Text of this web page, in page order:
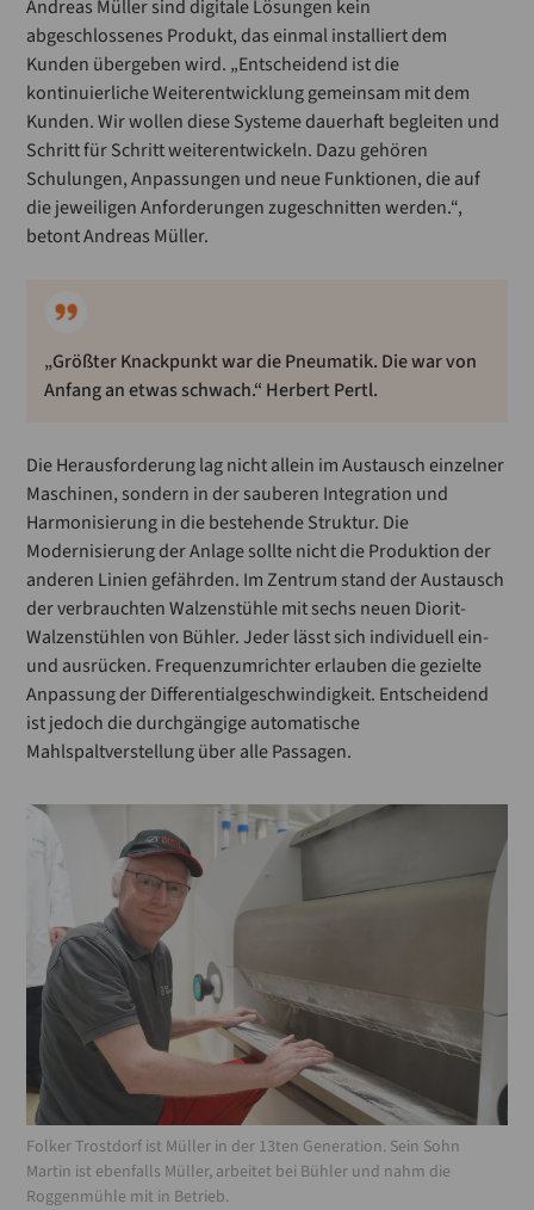
Andreas Müller sind digitale Lösungen kein
abgeschlossenes Produkt, das einmal installiert dem
Kunden übergeben wird. „Entscheidend ist die
kontinuierliche Weiterentwicklung gemeinsam mit dem
Kunden. Wir wollen diese Systeme dauerhaft begleiten und
Schritt für Schritt weiterentwickeln. Dazu gehören
Schulungen, Anpassungen und neue Funktionen, die auf
die jeweiligen Anforderungen zugeschnitten werden.“,
betont Andreas Müller.
„Größter Knackpunkt war die Pneumatik. Die war von
Anfang an etwas schwach.“ Herbert Pertl.
Die Herausforderung lag nicht allein im Austausch einzelner
Maschinen, sondern in der sauberen Integration und
Harmonisierung in die bestehende Struktur. Die
Modernisierung der Anlage sollte nicht die Produktion der
anderen Linien gefährden. Im Zentrum stand der Austausch
der verbrauchten Walzenstühle mit sechs neuen Diorit-
Walzenstühlen von Bühler. Jeder lässt sich individuell ein-
und ausrücken. Frequenzumrichter erlauben die gezielte
Anpassung der Differentialgeschwindigkeit. Entscheidend
ist jedoch die durchgängige automatische
Mahlspaltverstellung über alle Passagen.
Folker Trostdorf ist Müller in der 13ten Generation. Sein Sohn
Martin ist ebenfalls Müller, arbeitet bei Bühler und nahm die
Roggenmühle mit in Betrieb.